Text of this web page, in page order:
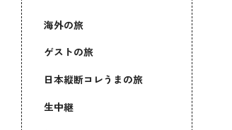
海外の旅
ゲストの旅
日本縦断コレうまの旅
生中継